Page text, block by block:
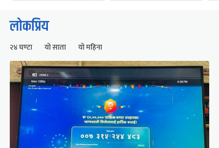
लोकप्रिय
२४ घण्टा यो साता यो महिना